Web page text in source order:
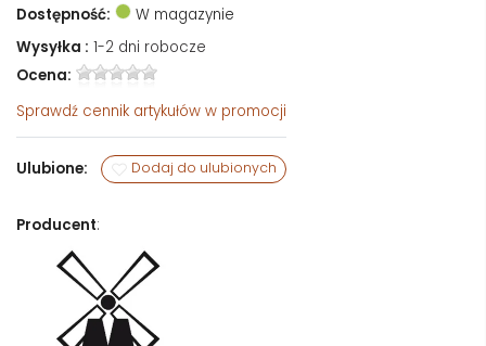
Dostępność:
W magazynie
Wysyłka : 1-2 dni robocze
Ocena:
Sprawdź cennik artykułów w promocji
Ulubione: Dodaj do ulubionych
Producent: